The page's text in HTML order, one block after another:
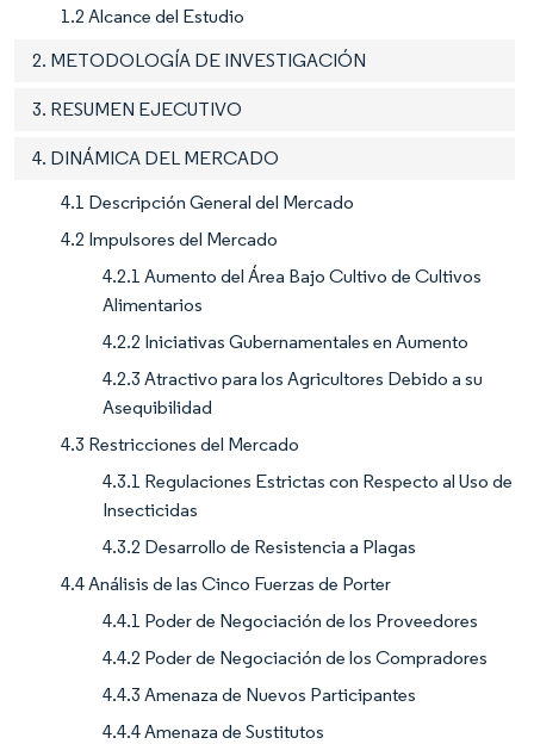
1.2 Alcance del Estudio
2. METODOLOGÍA DE INVESTIGACIÓN
3. RESUMEN EJECUTIVO
4. DINÁMICA DEL MERCADO
4.1 Descripción General del Mercado
4.2 Impulsores del Mercado
4.2.1 Aumento del Área Bajo Cultivo de Cultivos
Alimentarios
4.2.2 Iniciativas Gubernamentales en Aumento
4.2.3 Atractivo para los Agricultores Debido a su
Asequibilidad
4.3 Restricciones del Mercado
4.3.1 Regulaciones Estrictas con Respecto al Uso de
Insecticidas
4.3.2 Desarrollo de Resistencia a Plagas
4.4 Análisis de las Cinco Fuerzas de Porter
4.4.1 Poder de Negociación de los Proveedores
4.4.2 Poder de Negociación de los Compradores
4.4.3 Amenaza de Nuevos Participantes
4.4.4 Amenaza de Sustitutos